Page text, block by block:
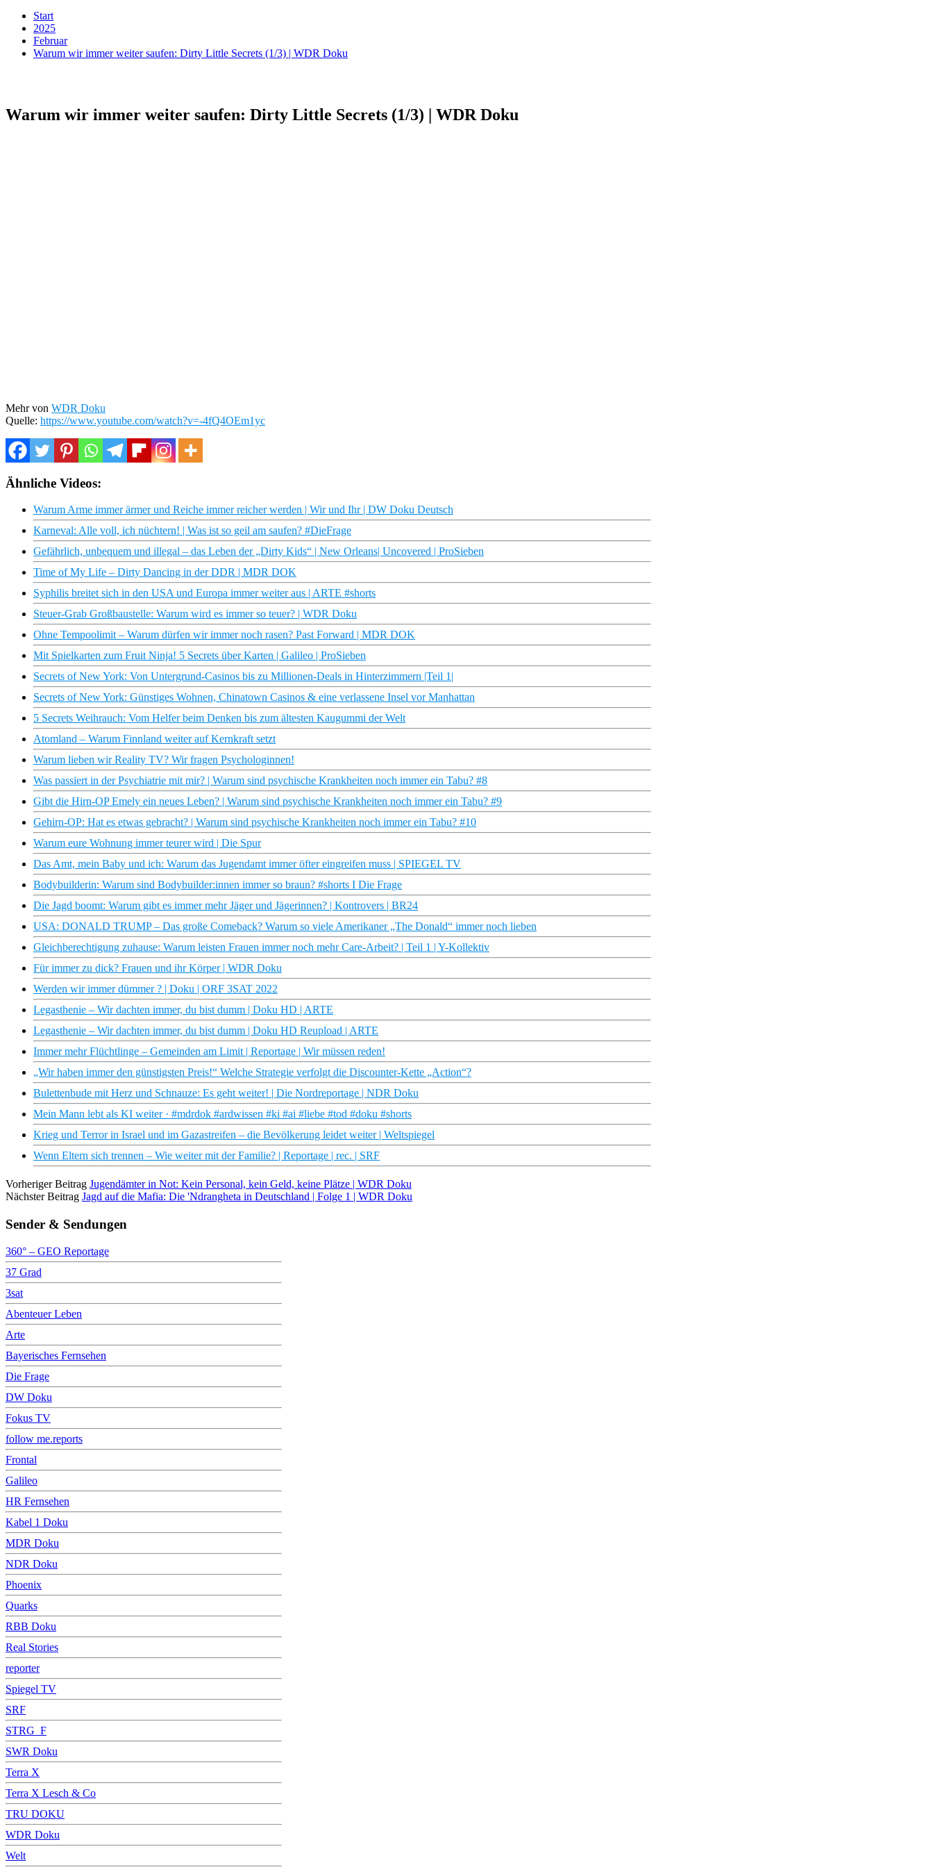
Start
2025
Februar
Warum wir immer weiter saufen: Dirty Little Secrets (1/3) | WDR Doku
Warum wir immer weiter saufen: Dirty Little Secrets (1/3) | WDR Doku
Mehr von WDR Doku
Quelle: https://www.youtube.com/watch?v=-4fQ4OEm1yc
Ähnliche Videos:
Warum Arme immer ärmer und Reiche immer reicher werden | Wir und Ihr | DW Doku Deutsch
Karneval: Alle voll, ich nüchtern! | Was ist so geil am saufen? #DieFrage
Gefährlich, unbequem und illegal – das Leben der „Dirty Kids“ | New Orleans| Uncovered | ProSieben
Time of My Life – Dirty Dancing in der DDR | MDR DOK
Syphilis breitet sich in den USA und Europa immer weiter aus | ARTE #shorts
Steuer-Grab Großbaustelle: Warum wird es immer so teuer? | WDR Doku
Ohne Tempoolimit – Warum dürfen wir immer noch rasen? Past Forward | MDR DOK
Mit Spielkarten zum Fruit Ninja! 5 Secrets über Karten | Galileo | ProSieben
Secrets of New York: Von Untergrund-Casinos bis zu Millionen-Deals in Hinterzimmern |Teil 1|
Secrets of New York: Günstiges Wohnen, Chinatown Casinos & eine verlassene Insel vor Manhattan
5 Secrets Weihrauch: Vom Helfer beim Denken bis zum ältesten Kaugummi der Welt
Atomland – Warum Finnland weiter auf Kernkraft setzt
Warum lieben wir Reality TV? Wir fragen Psychologinnen!
Was passiert in der Psychiatrie mit mir? | Warum sind psychische Krankheiten noch immer ein Tabu? #8
Gibt die Hirn-OP Emely ein neues Leben? | Warum sind psychische Krankheiten noch immer ein Tabu? #9
Gehirn-OP: Hat es etwas gebracht? | Warum sind psychische Krankheiten noch immer ein Tabu? #10
Warum eure Wohnung immer teurer wird | Die Spur
Das Amt, mein Baby und ich: Warum das Jugendamt immer öfter eingreifen muss | SPIEGEL TV
Bodybuilderin: Warum sind Bodybuilder:innen immer so braun? #shorts I Die Frage
Die Jagd boomt: Warum gibt es immer mehr Jäger und Jägerinnen? | Kontrovers | BR24
USA: DONALD TRUMP – Das große Comeback? Warum so viele Amerikaner „The Donald“ immer noch lieben
Gleichberechtigung zuhause: Warum leisten Frauen immer noch mehr Care-Arbeit? | Teil 1 | Y-Kollektiv
Für immer zu dick? Frauen und ihr Körper | WDR Doku
Werden wir immer dümmer ? | Doku | ORF 3SAT 2022
Legasthenie – Wir dachten immer, du bist dumm | Doku HD | ARTE
Legasthenie – Wir dachten immer, du bist dumm | Doku HD Reupload | ARTE
Immer mehr Flüchtlinge – Gemeinden am Limit | Reportage | Wir müssen reden!
„Wir haben immer den günstigsten Preis!“ Welche Strategie verfolgt die Discounter-Kette „Action“?
Bulettenbude mit Herz und Schnauze: Es geht weiter! | Die Nordreportage | NDR Doku
Mein Mann lebt als KI weiter · #mdrdok #ardwissen #ki #ai #liebe #tod #doku #shorts
Krieg und Terror in Israel und im Gazastreifen – die Bevölkerung leidet weiter | Weltspiegel
Wenn Eltern sich trennen – Wie weiter mit der Familie? | Reportage | rec. | SRF
Vorheriger Beitrag Jugendämter in Not: Kein Personal, kein Geld, keine Plätze | WDR Doku
Nächster Beitrag Jagd auf die Mafia: Die 'Ndrangheta in Deutschland | Folge 1 | WDR Doku
Sender & Sendungen
360° – GEO Reportage
37 Grad
3sat
Abenteuer Leben
Arte
Bayerisches Fernsehen
Die Frage
DW Doku
Fokus TV
follow me.reports
Frontal
Galileo
HR Fernsehen
Kabel 1 Doku
MDR Doku
NDR Doku
Phoenix
Quarks
RBB Doku
Real Stories
reporter
Spiegel TV
SRF
STRG_F
SWR Doku
Terra X
Terra X Lesch & Co
TRU DOKU
WDR Doku
Welt